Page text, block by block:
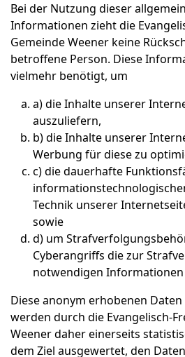
Bei der Nutzung dieser
Informationen zieht die
Gemeinde Weener keine
betroffene Person. Diese
vielmehr benötigt, um
a) die Inhalte unserer
auszuliefern,
b) die Inhalte unserer
Werbung für diese zu
c) die dauerhafte
Technik unserer
sowie
d) um
Cyberangriffs die zur
notwendigen
Diese anonym erhobenen
werden durch die Evangelisch-
Weener daher einerseits
dem Ziel ausgewertet, den